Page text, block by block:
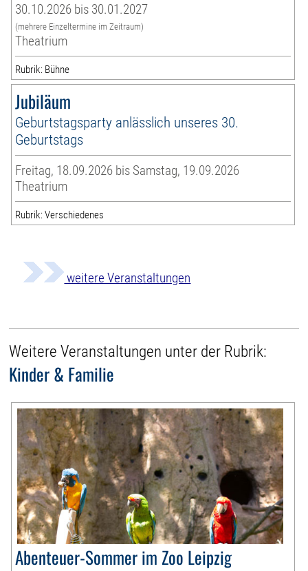
30.10.2026 bis 30.01.2027
(mehrere Einzeltermine im Zeitraum)
Theatrium
Rubrik: Bühne
Jubiläum
Geburtstagsparty anlässlich unseres 30.
Geburtstags
Freitag, 18.09.2026 bis Samstag, 19.09.2026
Theatrium
Rubrik: Verschiedenes
weitere Veranstaltungen
Weitere Veranstaltungen unter der Rubrik:
Kinder & Familie
Abenteuer-Sommer im Zoo Leipzig